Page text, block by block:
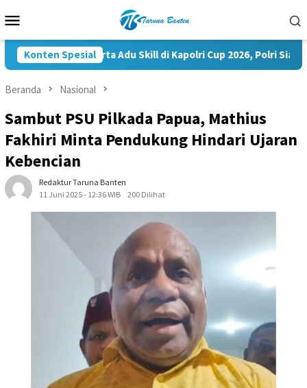
ke
Mobile
Konten Spesial
35.936 Peserta Adu Skill di Kapolri Cup 2026, Polri Siapkan
Beranda Nasional
Sambut PSU Pilkada Papua, Mathius
Fakhiri Minta Pendukung Hindari Ujaran
Kebencian
Redaktur Taruna Banten
11 Juni 2025 - 12:36 WIB
200 Dilihat